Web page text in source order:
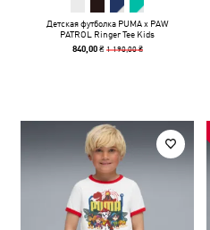
Детская футболка PUMA x PAW
PATROL Ringer Tee Kids
840,00 ₴ 1 190,00 ₴